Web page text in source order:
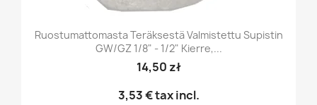
Ruostumattomasta Teräksestä Valmistettu Supistin
GW/GZ 1/8" - 1/2" Kierre,...
14,50 zł
3,53 €tax incl.